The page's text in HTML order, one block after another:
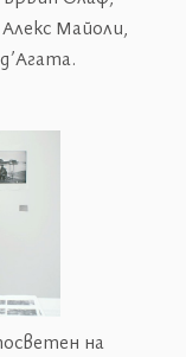
Майоли,
на